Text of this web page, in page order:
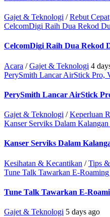
Gajet & Teknologi /Rebut Cepat
CelcomDigi Raih Dua Rekod
CelcomDigi Raih Dua Rekod
Acara /Gajet & Teknologi 4
PerySmith Lancar AirStick Pro,
PerySmith Lancar AirStick
Gajet & Teknologi /Keperluan
Kanser Serviks Dalam
Kanser Serviks Dalam
Kesihatan & Kecantikan /Tips
Tune Talk Tawarkan E-
Tune Talk Tawarkan E-
Gajet & Teknologi 5 days ago